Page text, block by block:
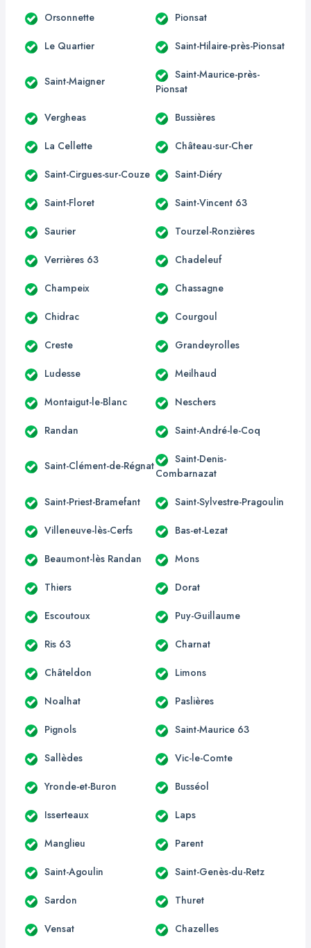
Orsonnette Pionsat
Le Quartier Saint-Hilaire-près-Pionsat
Saint-Maigner
Saint-Maurice-près-
Pionsat
Vergheas Bussières
La Cellette Château-sur-Cher
Saint-Cirgues-sur-Couze Saint-Diéry
Saint-Floret Saint-Vincent 63
Saurier Tourzel-Ronzières
Verrières 63 Chadeleuf
Champeix Chassagne
Chidrac Courgoul
Creste Grandeyrolles
Ludesse Meilhaud
Montaigut-le-Blanc Neschers
Randan Saint-André-le-Coq
Saint-Clément-de-Régnat
Saint-Denis-
Combarnazat
Saint-Priest-Bramefant Saint-Sylvestre-Pragoulin
Villeneuve-lès-Cerfs Bas-et-Lezat
Beaumont-lès Randan Mons
Thiers Dorat
Escoutoux Puy-Guillaume
Ris 63 Charnat
Châteldon Limons
Noalhat Paslières
Pignols Saint-Maurice 63
Sallèdes Vic-le-Comte
Yronde-et-Buron Busséol
Isserteaux Laps
Manglieu Parent
Saint-Agoulin Saint-Genès-du-Retz
Sardon Thuret
Vensat Chazelles